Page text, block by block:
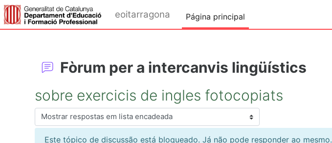
Ir para o conteúdo principal
eoitarragona Página principal
Fòrum per a intercanvis lingüístics
sobre exercicis de ingles fotocopiats
Modo de visualização
Este tópico de discussão está bloqueado. Já não pode responder ao mesmo.